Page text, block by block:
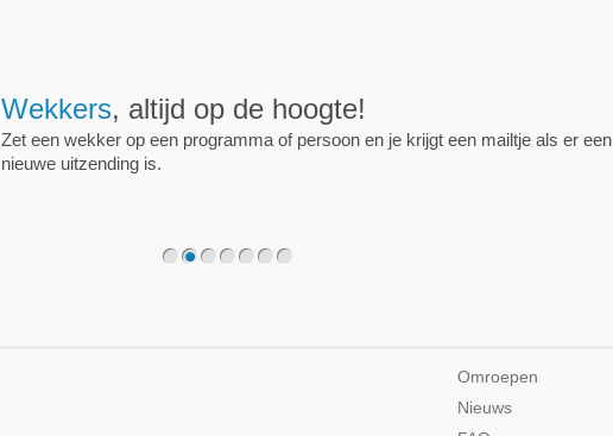
Wekkers, altijd op de hoogte!
Zet een wekker op een programma of persoon en je krijgt een mailtje als er een
nieuwe uitzending is.
Omroepen
Nieuws